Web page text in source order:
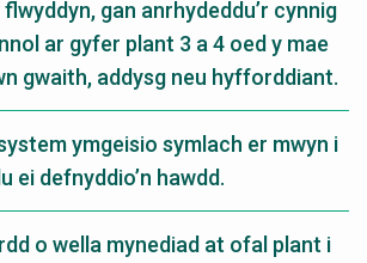
gan anrhydeddu’r cynnig
ar gyfer plant 3 a 4 oed y mae
gwaith, addysg neu hyfforddiant.
ymgeisio symlach er mwyn i
ei defnyddio’n hawdd.
o wella mynediad at ofal plant i